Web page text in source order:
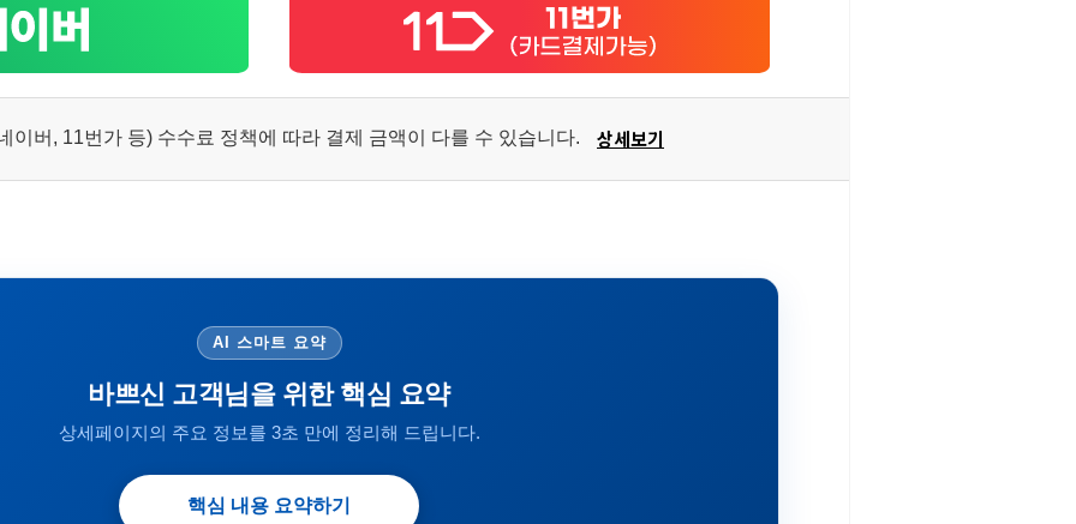
이버, 11번가 등) 수수료 정책에 따라 결제 금액이 다를 수 있습니다. 상세보기
AI 스마트 요약
바쁘신 고객님을 위한 핵심 요약
상세페이지의 주요 정보를 3초 만에 정리해 드립니다.
핵심 내용 요약하기